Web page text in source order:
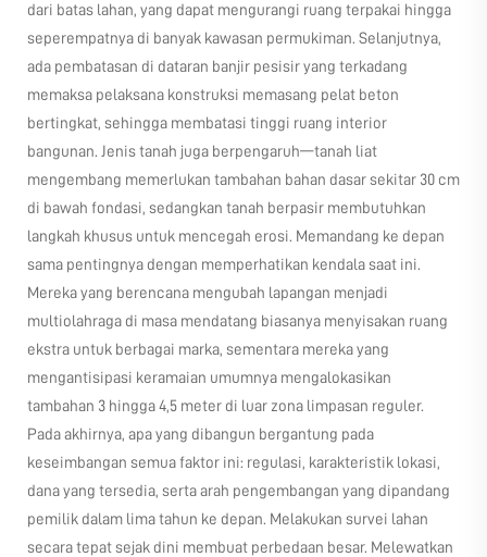
dari batas lahan, yang dapat mengurangi ruang terpakai hingga
seperempatnya di banyak kawasan permukiman. Selanjutnya,
ada pembatasan di dataran banjir pesisir yang terkadang
memaksa pelaksana konstruksi memasang pelat beton
bertingkat, sehingga membatasi tinggi ruang interior
bangunan. Jenis tanah juga berpengaruh—tanah liat
mengembang memerlukan tambahan bahan dasar sekitar 30 cm
di bawah fondasi, sedangkan tanah berpasir membutuhkan
langkah khusus untuk mencegah erosi. Memandang ke depan
sama pentingnya dengan memperhatikan kendala saat ini.
Mereka yang berencana mengubah lapangan menjadi
multiolahraga di masa mendatang biasanya menyisakan ruang
ekstra untuk berbagai marka, sementara mereka yang
mengantisipasi keramaian umumnya mengalokasikan
tambahan 3 hingga 4,5 meter di luar zona limpasan reguler.
Pada akhirnya, apa yang dibangun bergantung pada
keseimbangan semua faktor ini: regulasi, karakteristik lokasi,
dana yang tersedia, serta arah pengembangan yang dipandang
pemilik dalam lima tahun ke depan. Melakukan survei lahan
secara tepat sejak dini membuat perbedaan besar. Melewatkan